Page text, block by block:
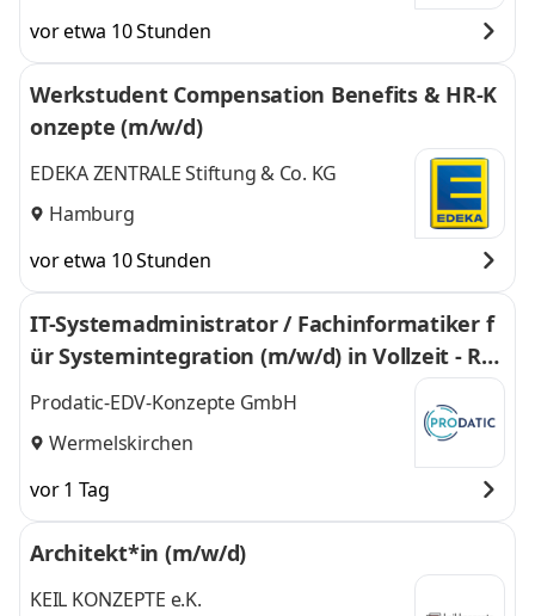
vor etwa 10 Stunden
Werkstudent Compensation Benefits & HR-K
onzepte (m/w/d)
EDEKA ZENTRALE Stiftung & Co. KG
Hamburg
vor etwa 10 Stunden
IT-Systemadministrator / Fachinformatiker f
ür Systemintegration (m/w/d) in Vollzeit - Ra
um Köln
Prodatic-EDV-Konzepte GmbH
Wermelskirchen
vor 1 Tag
Architekt*in (m/w/d)
KEIL KONZEPTE e.K.